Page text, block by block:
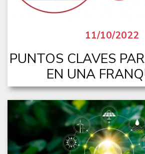
11/10/2022
PUNTOS CLAVES
EN UNA